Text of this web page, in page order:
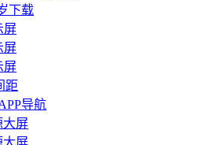
下载
屏
屏
屏
距
导航
大屏